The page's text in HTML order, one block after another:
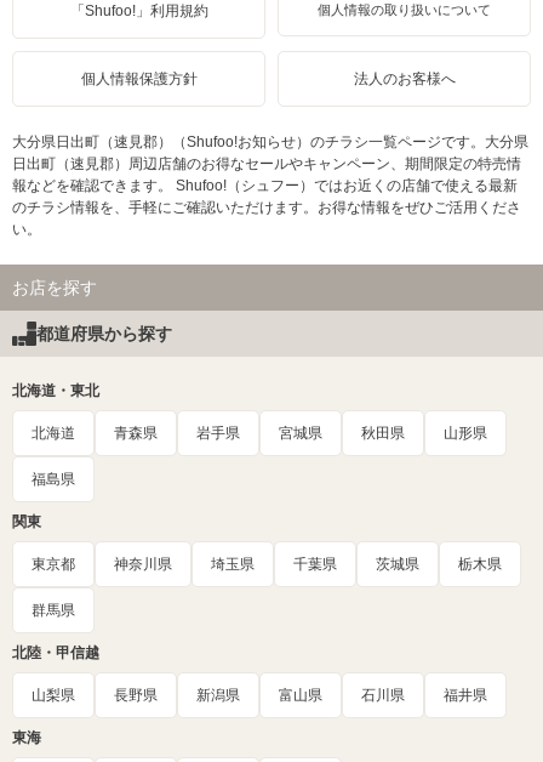
「Shufoo!」利用規約 個人情報の取り扱いについて
個人情報保護方針 法人のお客様へ
大分県日出町（速見郡）（Shufoo!お知らせ）のチラシ一覧ページです。大分県
日出町（速見郡）周辺店舗のお得なセールやキャンペーン、期間限定の特売情
報などを確認できます。 Shufoo!（シュフー）ではお近くの店舗で使える最新
のチラシ情報を、手軽にご確認いただけます。お得な情報をぜひご活用くださ
い。
お店を探す
都道府県から探す
北海道・東北
北海道 青森県 岩手県 宮城県 秋田県 山形県
福島県
関東
東京都 神奈川県 埼玉県 千葉県 茨城県 栃木県
群馬県
北陸・甲信越
山梨県 長野県 新潟県 富山県 石川県 福井県
東海